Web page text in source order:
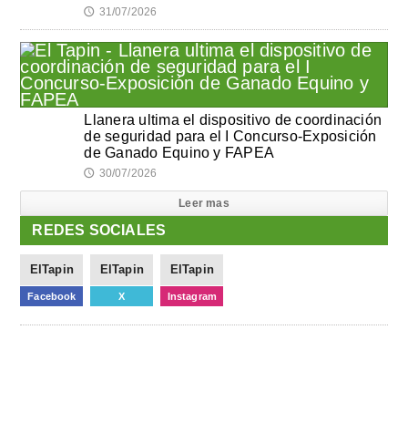
🕔 31/07/2026
Llanera ultima el dispositivo de coordinación
de seguridad para el I Concurso-Exposición
de Ganado Equino y FAPEA
🕔 30/07/2026
Leer mas
REDES SOCIALES
ElTapin
Facebook
ElTapin
X
ElTapin
Instagram